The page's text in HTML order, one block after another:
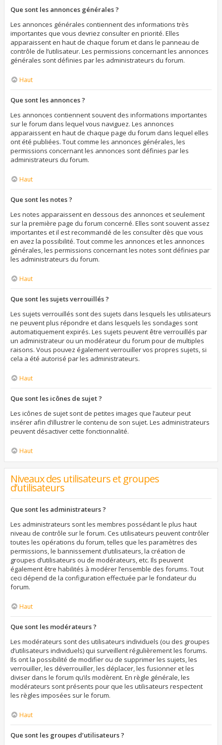
Que sont les annonces générales ?
Les annonces générales contiennent des informations très
importantes que vous devriez consulter en priorité. Elles
apparaissent en haut de chaque forum et dans le panneau de
contrôle de l’utilisateur. Les permissions concernant les annonces
générales sont définies par les administrateurs du forum.
Haut
Que sont les annonces ?
Les annonces contiennent souvent des informations importantes
sur le forum dans lequel vous naviguez. Les annonces
apparaissent en haut de chaque page du forum dans lequel elles
ont été publiées. Tout comme les annonces générales, les
permissions concernant les annonces sont définies par les
administrateurs du forum.
Haut
Que sont les notes ?
Les notes apparaissent en dessous des annonces et seulement
sur la première page du forum concerné. Elles sont souvent assez
importantes et il est recommandé de les consulter dès que vous
en avez la possibilité. Tout comme les annonces et les annonces
générales, les permissions concernant les notes sont définies par
les administrateurs du forum.
Haut
Que sont les sujets verrouillés ?
Les sujets verrouillés sont des sujets dans lesquels les utilisateurs
ne peuvent plus répondre et dans lesquels les sondages sont
automatiquement expirés. Les sujets peuvent être verrouillés par
un administrateur ou un modérateur du forum pour de multiples
raisons. Vous pouvez également verrouiller vos propres sujets, si
cela a été autorisé par les administrateurs.
Haut
Que sont les icônes de sujet ?
Les icônes de sujet sont de petites images que l’auteur peut
insérer afin d’illustrer le contenu de son sujet. Les administrateurs
peuvent désactiver cette fonctionnalité.
Haut
Niveaux des utilisateurs et groupes
d’utilisateurs
Que sont les administrateurs ?
Les administrateurs sont les membres possédant le plus haut
niveau de contrôle sur le forum. Ces utilisateurs peuvent contrôler
toutes les opérations du forum, telles que les paramètres des
permissions, le bannissement d’utilisateurs, la création de
groupes d’utilisateurs ou de modérateurs, etc. Ils peuvent
également être habilités à modérer l’ensemble des forums. Tout
ceci dépend de la configuration effectuée par le fondateur du
forum.
Haut
Que sont les modérateurs ?
Les modérateurs sont des utilisateurs individuels (ou des groupes
d’utilisateurs individuels) qui surveillent régulièrement les forums.
Ils ont la possibilité de modifier ou de supprimer les sujets, les
verrouiller, les déverrouiller, les déplacer, les fusionner et les
diviser dans le forum qu’ils modèrent. En règle générale, les
modérateurs sont présents pour que les utilisateurs respectent
les règles imposées sur le forum.
Haut
Que sont les groupes d’utilisateurs ?